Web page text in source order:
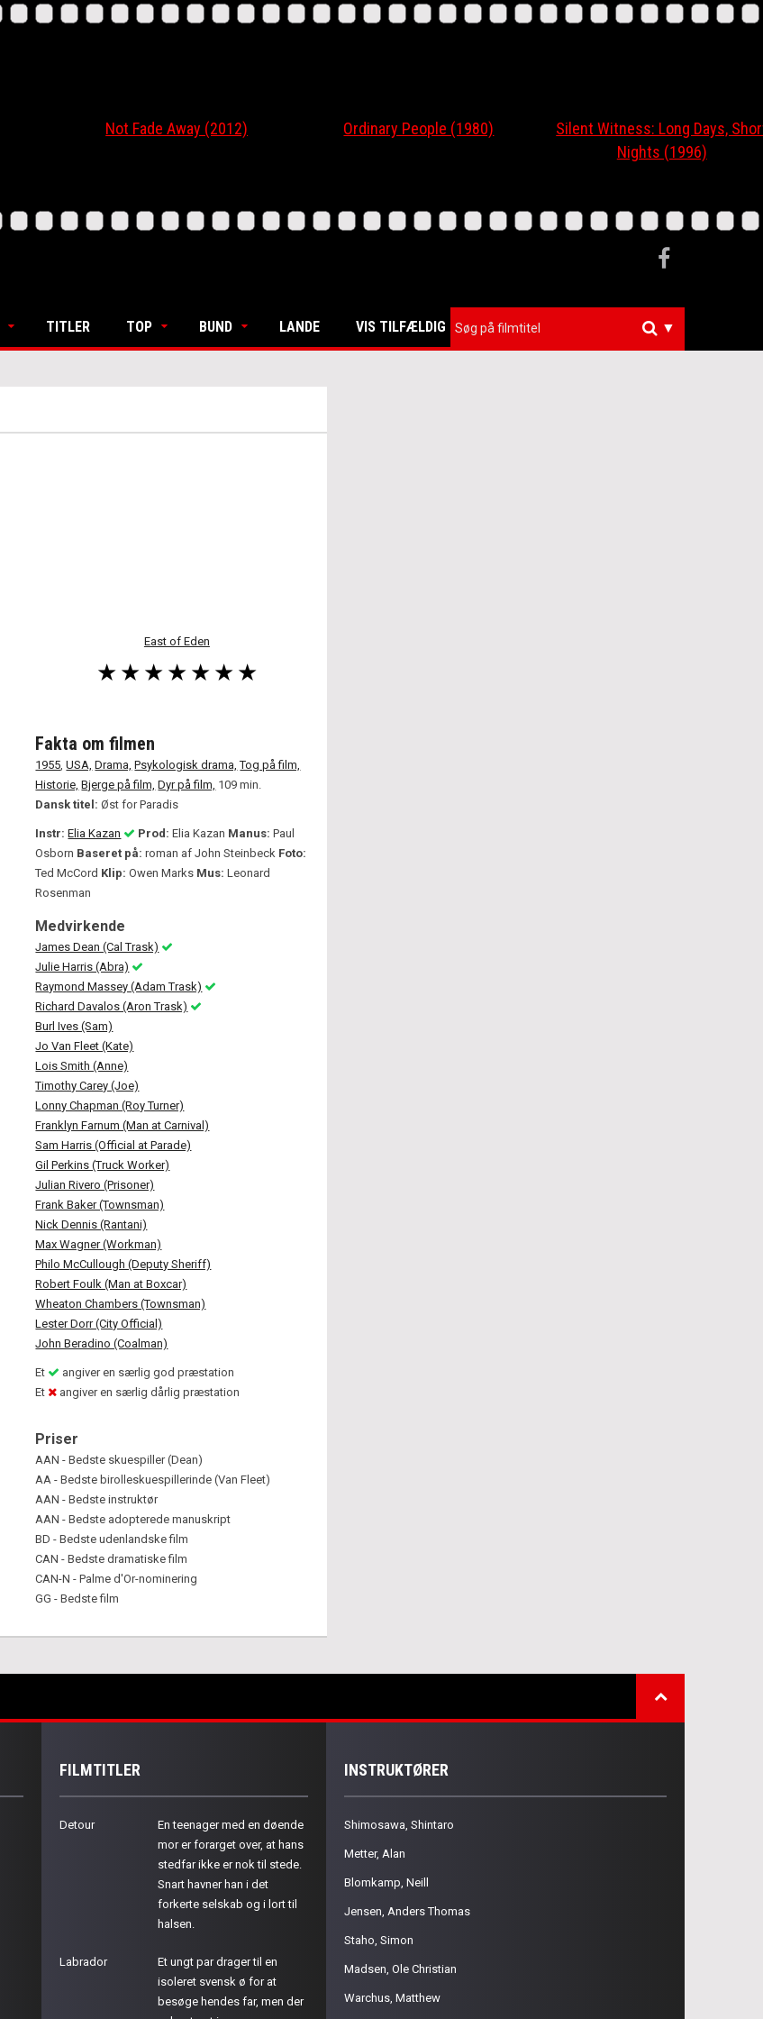
Not Fade Away (2012) Ordinary People (1980)
Silent Witness: Long Days, Short
Nights (1996)
TITLER TOP BUND LANDE VIS TILFÆLDIG ▼
East of Eden
Fakta om filmen
1955,USA, Drama, Psykologisk drama, Tog på film,
Historie, Bjerge på film, Dyr på film, 109 min.
Dansk titel:Øst for Paradis
Instr: Elia Kazan Prod: Elia Kazan Manus: Paul
Osborn Baseret på: roman af John Steinbeck Foto:
Ted McCord Klip: Owen Marks Mus: Leonard
Rosenman
Medvirkende
James Dean (Cal Trask)
Julie Harris (Abra)
Raymond Massey (Adam Trask)
Richard Davalos (Aron Trask)
Burl Ives (Sam)
Jo Van Fleet (Kate)
Lois Smith (Anne)
Timothy Carey (Joe)
Lonny Chapman (Roy Turner)
Franklyn Farnum (Man at Carnival)
Sam Harris (Official at Parade)
Gil Perkins (Truck Worker)
Julian Rivero (Prisoner)
Frank Baker (Townsman)
Nick Dennis (Rantani)
Max Wagner (Workman)
Philo McCullough (Deputy Sheriff)
Robert Foulk (Man at Boxcar)
Wheaton Chambers (Townsman)
Lester Dorr (City Official)
John Beradino (Coalman)
Et
angiver en særlig god præstation
Et
angiver en særlig dårlig præstation
Priser
AAN - Bedste skuespiller (Dean)
AA - Bedste birolleskuespillerinde (Van Fleet)
AAN - Bedste instruktør
AAN - Bedste adopterede manuskript
BD - Bedste udenlandske film
CAN - Bedste dramatiske film
CAN-N - Palme d'Or-nominering
GG - Bedste film
FILMTITLER
Detour
En teenager med en døende
mor er forarget over, at hans
stedfar ikke er nok til stede.
Snart havner han i det
forkerte selskab og i lort til
halsen.
Labrador
Et ungt par drager til en
isoleret svensk ø for at
besøge hendes far, men der
INSTRUKTØRER
Shimosawa, Shintaro
Metter, Alan
Blomkamp, Neill
Jensen, Anders Thomas
Staho, Simon
Madsen, Ole Christian
Warchus, Matthew